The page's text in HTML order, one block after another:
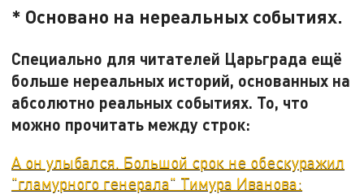
* Основано на нереальных событиях.
Специально для читателей Царьграда ещё
больше нереальных историй, основанных на
абсолютно реальных событиях. То, что
можно прочитать между строк:
А он улыбался. Большой срок не обескуражил
"гламурного генерала" Тимура Иванова: